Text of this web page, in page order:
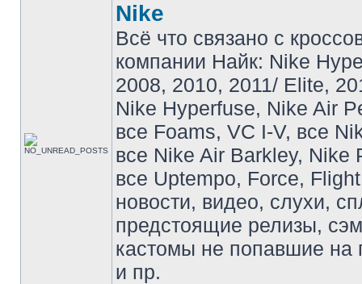
Nike
Всё что связано с
компании Найк: Nike
2008, 2010, 2011/ Elite,
Nike Hyperfuse, Nike Air
все Foams, VC I-V, все
все Nike Air Barkley, Nike
все Uptempo, Force,
новости, видео, слухи,
предстоящие релизы,
кастомы не попавшие на
и пр.